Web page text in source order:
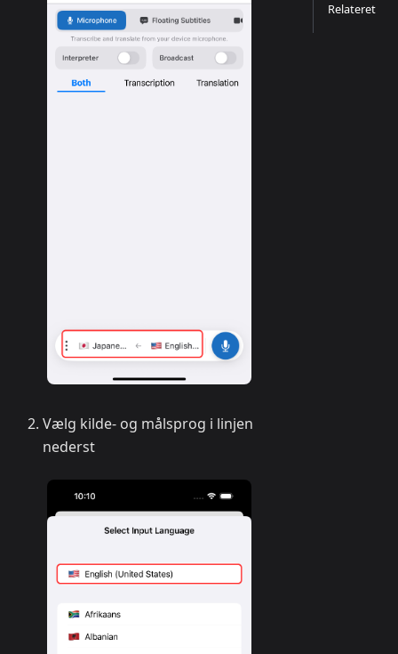
Vælg kilde- og målsprog i linjen
nederst
Relateret